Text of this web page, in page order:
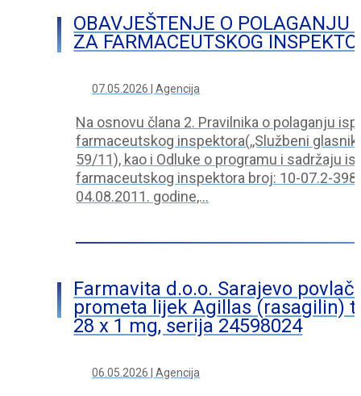
OBAVJEŠTENJE O POLAGANJU
ZA FARMACEUTSKOG
07.05.2026 | Agencija
Na osnovu člana 2. Pravilnika o polaganju
farmaceutskog inspektora(,,Službeni glasnik
59/11), kao i Odluke o programu i sadržaju
farmaceutskog inspektora broj: 10-07.2-
04.08.2011. godine,…
Farmavita d.o.o. Sarajevo
prometa lijek Agillas (rasagilin)
28 x 1 mg, serija 24598024
06.05.2026 | Agencija